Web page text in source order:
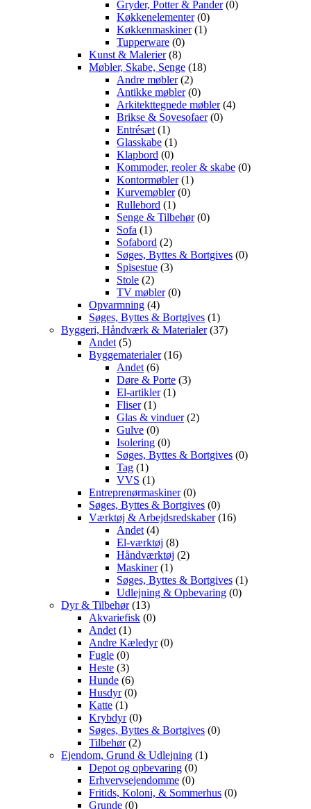
Gryder, Potter & Pander(0)
Køkkenelementer(0)
Køkkenmaskiner(1)
Tupperware (0)
Kunst & Malerier(8)
Møbler, Skabe, Senge (18)
Andre møbler(2)
Antikke møbler(0)
Arkitekttegnede møbler(4)
Brikse & Sovesofaer(0)
Entrésæt (1)
Glasskabe (1)
Klapbord (0)
Kommoder, reoler & skabe (0)
Kontormøbler(1)
Kurvemøbler(0)
Rullebord (1)
Senge & Tilbehør(0)
Sofa (1)
Sofabord (2)
Søges, Byttes & Bortgives (0)
Spisestue (3)
Stole (2)
TV møbler(0)
Opvarmning (4)
Søges, Byttes & Bortgives (1)
Byggeri, Håndværk & Materialer(37)
Andet (5)
Byggematerialer(16)
Andet (6)
Døre & Porte (3)
El-artikler(1)
Fliser(1)
Glas & vinduer(2)
Gulve (0)
Isolering (0)
Søges, Byttes & Bortgives (0)
Tag (1)
VVS (1)
Entreprenørmaskiner(0)
Søges, Byttes & Bortgives (0)
Værktøj & Arbejdsredskaber(16)
Andet (4)
El-værktøj (8)
Håndværktøj (2)
Maskiner(1)
Søges, Byttes & Bortgives (1)
Udlejning & Opbevaring (0)
Dyr & Tilbehør(13)
Akvariefisk (0)
Andet (1)
Andre Kæledyr(0)
Fugle (0)
Heste (3)
Hunde (6)
Husdyr(0)
Katte (1)
Krybdyr(0)
Søges, Byttes & Bortgives (0)
Tilbehør(2)
Ejendom, Grund & Udlejning (1)
Depot og opbevaring (0)
Erhvervsejendomme (0)
Fritids, Koloni, & Sommerhus (0)
Grunde (0)